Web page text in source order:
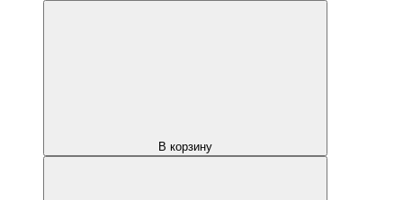
В корзину